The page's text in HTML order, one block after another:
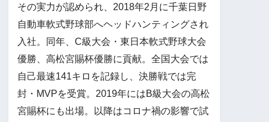
その実力が認められ、2018年2月に千葉日野
自動車軟式野球部へヘッドハンティングされ
入社。同年、C級大会・東日本軟式野球大会
優勝、高松宮賜杯優勝に貢献。全国大会では
自己最速141キロを記録し、決勝戦では完
封・MVPを受賞。2019年にはB級大会の高松
宮賜杯にも出場。以降はコロナ禍の影響で試